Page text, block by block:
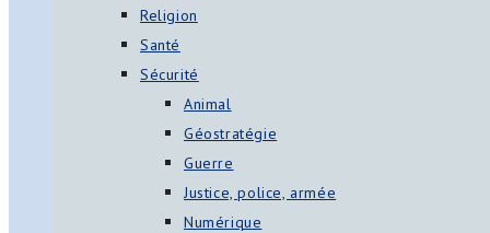
Religion
Santé
Sécurité
Animal
Géostratégie
Guerre
Justice, police, armée
Numérique